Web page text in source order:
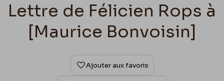
Lettre de Félicien Rops à
[Maurice Bonvoisin]
Ajouter aux favoris